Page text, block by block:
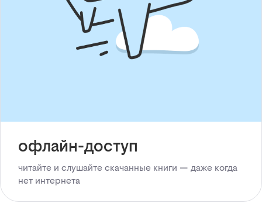
офлайн-доступ
читайте и слушайте скачанные книги — даже когда
нет интернета